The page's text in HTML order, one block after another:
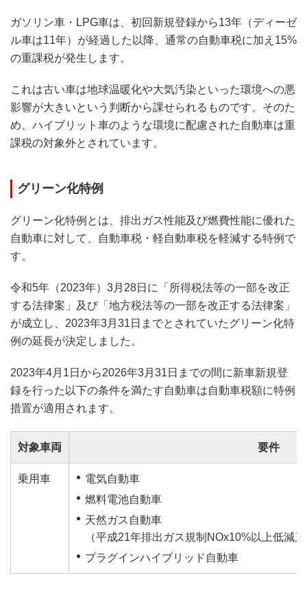
ガソリン車・LPG車は、初回新規登録から13年（ディーゼ
ル車は11年）が経過した以降、通常の自動車税に加え15%
の重課税が発生します。
これは古い車は地球温暖化や大気汚染といった環境への悪
影響が大きいという判断から課せられるものです。そのた
め、ハイブリット車のような環境に配慮された自動車は重
課税の対象外とされています。
グリーン化特例
グリーン化特例とは、排出ガス性能及び燃費性能に優れた
自動車に対して、自動車税・軽自動車税を軽減する特例で
す。
令和5年（2023年）3月28日に「所得税法等の一部を改正
する法律案」及び「地方税法等の一部を改正する法律案」
が成立し、2023年3月31日までとされていたグリーン化特
例の延長が決定しました。
2023年4月1日から2026年3月31日までの間に新車新規登
録を行った以下の条件を満たす自動車は自動車税額に特例
措置が適用されます。
対象車両 要件
乗用車
電気自動車
燃料電池自動車
天然ガス自動車
（平成21年排出ガス規制NOx10%以上低減
プラグインハイブリッド自動車